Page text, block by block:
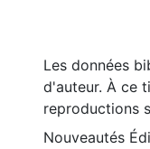
Les données
d'auteur. À ce
reproductions
Nouveautés